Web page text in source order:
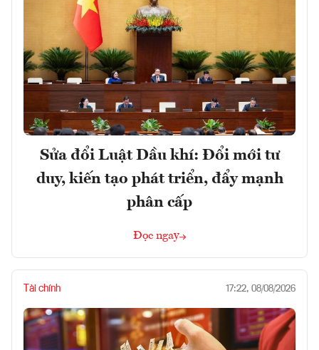
Sửa đổi Luật Dầu khí: Đổi mới tư
duy, kiến tạo phát triển, đẩy mạnh
phân cấp
Đọc ngay
Tài chính 17:22, 08/08/2026